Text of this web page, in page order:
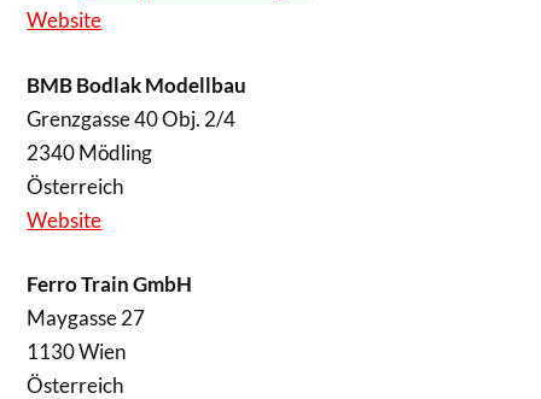
Website
BMB Bodlak Modellbau
Grenzgasse 40 Obj. 2/4
2340 Mödling
Österreich
Website
Ferro Train GmbH
Maygasse 27
1130 Wien
Österreich